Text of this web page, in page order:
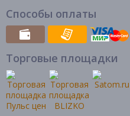
Способы оплаты
Торговые площадки